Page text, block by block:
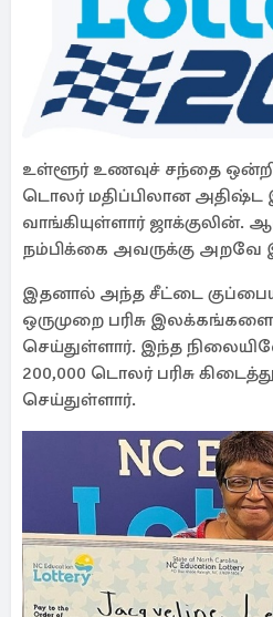
உள்ளூர் உணவுச் சந்தை ஒன்றில்
டொலர் மதிப்பிலான அதிஷ்ட
வாங்கியுள்ளார் ஜாக்குலின்.
நம்பிக்கை அவருக்கு அறவே
இதனால் அந்த சீட்டை
ஒருமுறை பரிசு இலக்கங்களை
செய்துள்ளார். இந்த
200,000 டொலர் பரிசு
செய்துள்ளார்.